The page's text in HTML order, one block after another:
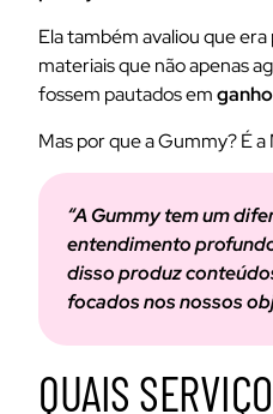
Ela também avaliou que
materiais que não apenas
fossem pautados em
Mas por que a Gummy? É
“A Gummy tem um
entendimento
disso produz
focados nos nossos
QUAIS